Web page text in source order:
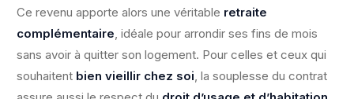
Ce revenu apporte alors une véritable retraite
complémentaire, idéale pour arrondir ses fins de mois
sans avoir à quitter son logement. Pour celles et ceux qui
souhaitent bien vieillir chez soi, la souplesse du contrat